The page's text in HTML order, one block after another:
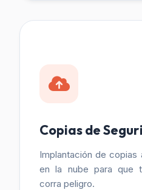
Copias de
Implantación de
en la nube para que
corra peligro.